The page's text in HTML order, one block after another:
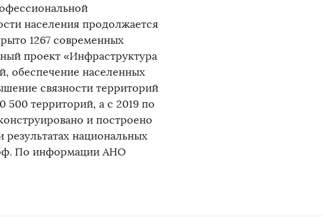
населения продолжается
1267 современных
проект «Инфраструктура
обеспечение населенных
связности территорий
500 территорий, а с 2019 по
и построено
национальных
По информации АНО